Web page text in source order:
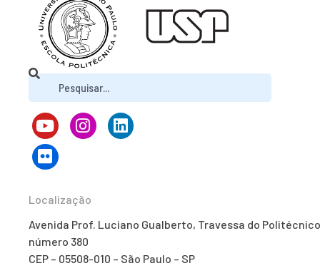
Localização
Avenida Prof. Luciano Gualberto, Travessa do
número 380
CEP – 05508-010 – São Paulo – SP